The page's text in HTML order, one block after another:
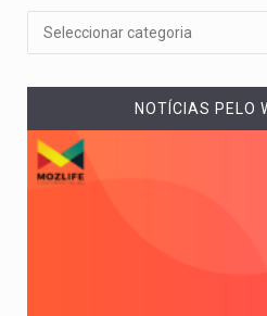
NOTÍCIAS PELO